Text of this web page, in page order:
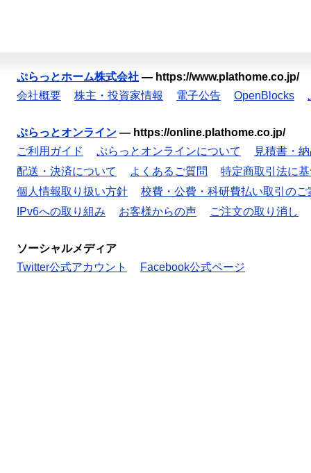
ぷらっとホーム株式会社 — https://www.plathome.co.jp/
会社概要
株主・投資家情報 電子公告 OpenBlocks
ぷらっとオンライン — https://online.plathome.co.jp/
ご利用ガイド
ぷらっとオンラインについて
見積書・
配送・決済について
よくあるご質問
特定商取引法に
個人情報取り扱い方針
校費・公費・科研費払い取引のご
IPv6への取り組み
お客様からの声 ご注文の取り消し
ソーシャルメディア
Twitter公式アカウント
Facebook公式ページ